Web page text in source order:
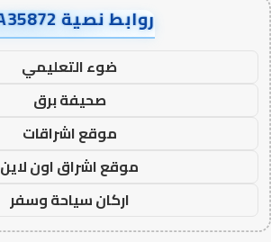
روابط نصية AA35872
ضوء التعليمي
صحيفة برق
موقع اشراقات
موقع اشراق اون لاين
اركان سياحة وسفر